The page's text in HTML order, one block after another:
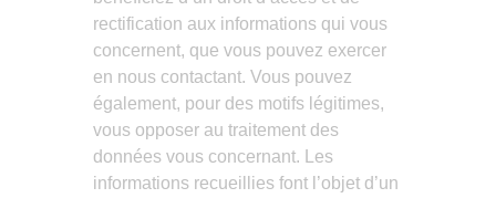
rectification aux informations qui vous
concernent, que vous pouvez exercer
en nous contactant. Vous pouvez
également, pour des motifs légitimes,
vous opposer au traitement des
données vous concernant. Les
informations recueillies font l’objet d’un